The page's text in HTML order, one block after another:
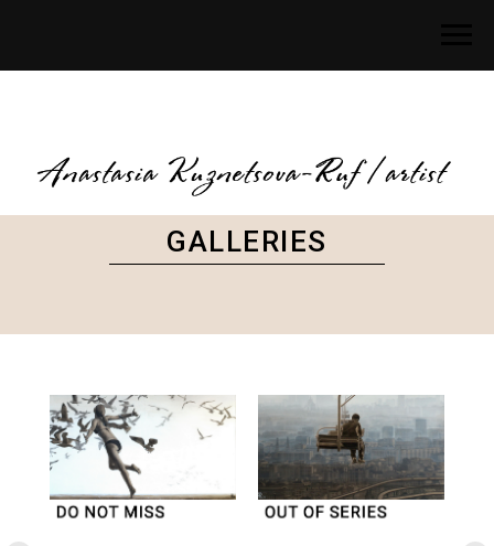
GALLERIES